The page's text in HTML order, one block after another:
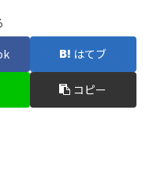
はてブ
コピー